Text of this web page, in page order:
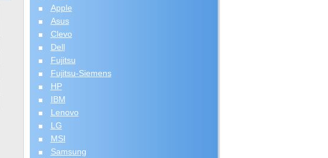
Apple
Asus
Clevo
Dell
Fujitsu
Fujitsu-Siemens
HP
IBM
Lenovo
LG
MSI
Samsung